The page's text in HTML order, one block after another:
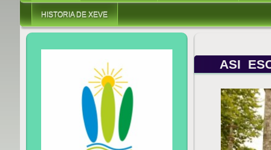
HISTORIA DE XEVE
ASI